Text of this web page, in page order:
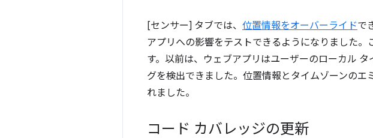
[センサー] タブでは、 位置情報をオーバーライドで
アプリへの影響をテストできるようになりました
す。以前は、ウェブアプリはユーザーのローカル
グを検出できました。位置情報とタイムゾーンの
れました。
コード カバレッジの更新